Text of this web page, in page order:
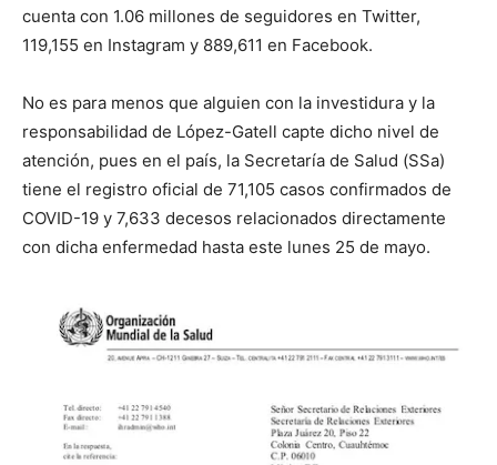
cuenta con 1.06 millones de seguidores en Twitter,
119,155 en Instagram y 889,611 en Facebook.
No es para menos que alguien con la investidura y la
responsabilidad de López-Gatell capte dicho nivel de
atención, pues en el país, la Secretaría de Salud (SSa)
tiene el registro oficial de 71,105 casos confirmados de
COVID-19 y 7,633 decesos relacionados directamente
con dicha enfermedad hasta este lunes 25 de mayo.